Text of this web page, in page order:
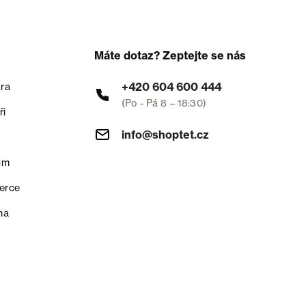
Máte dotaz? Zeptejte se nás
+420 604 600 444
(Po - Pá 8 – 18:30)
info@shoptet.cz